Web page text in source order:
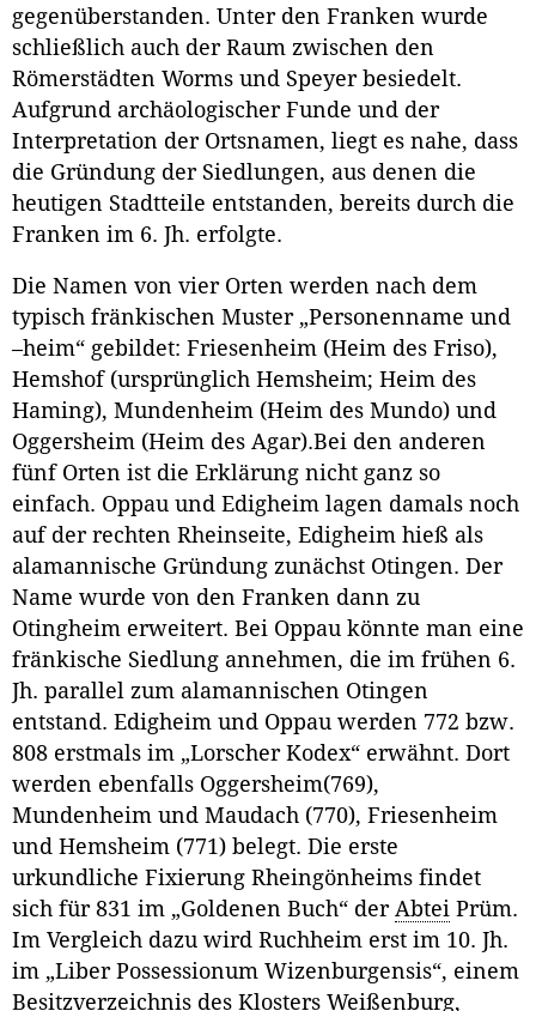
gegenüberstanden. Unter den Franken wurde
schließlich auch der Raum zwischen den
Römerstädten Worms und Speyer besiedelt.
Aufgrund archäologischer Funde und der
Interpretation der Ortsnamen, liegt es nahe, dass
die Gründung der Siedlungen, aus denen die
heutigen Stadtteile entstanden, bereits durch die
Franken im 6. Jh. erfolgte.
Die Namen von vier Orten werden nach dem
typisch fränkischen Muster „Personenname und
–heim“ gebildet: Friesenheim (Heim des Friso),
Hemshof (ursprünglich Hemsheim; Heim des
Haming), Mundenheim (Heim des Mundo) und
Oggersheim (Heim des Agar).Bei den anderen
fünf Orten ist die Erklärung nicht ganz so
einfach. Oppau und Edigheim lagen damals noch
auf der rechten Rheinseite, Edigheim hieß als
alamannische Gründung zunächst Otingen. Der
Name wurde von den Franken dann zu
Otingheim erweitert. Bei Oppau könnte man eine
fränkische Siedlung annehmen, die im frühen 6.
Jh. parallel zum alamannischen Otingen
entstand. Edigheim und Oppau werden 772 bzw.
808 erstmals im „Lorscher Kodex“ erwähnt. Dort
werden ebenfalls Oggersheim(769),
Mundenheim und Maudach (770), Friesenheim
und Hemsheim (771) belegt. Die erste
urkundliche Fixierung Rheingönheims findet
sich für 831 im „Goldenen Buch“ der Abtei Prüm.
Im Vergleich dazu wird Ruchheim erst im 10. Jh.
im „Liber Possessionum Wizenburgensis“, einem
Besitzverzeichnis des Klosters Weißenburg,